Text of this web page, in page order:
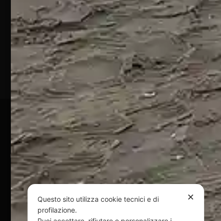
64028
Silvi
Marina
(TE)
P.Iva
01828920676
Pagamenti Sicuri
@ Copyright 2024 Webpesca è un brand Intent di Federico
Andrenacci P.Iva 01917920678
Via G. Galilei n. 2 – 64018 Tortoreto TE | REA TE-168019 |
Mail:
federicoandrenacci@pec.it
Questo sito è protetto da Google reCAPTCHA
✕
Questo sito utilizza cookie tecnici e di
profilazione.